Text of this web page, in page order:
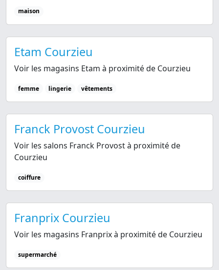
maison
Etam Courzieu
Voir les magasins Etam à proximité de Courzieu
femme lingerie vêtements
Franck Provost Courzieu
Voir les salons Franck Provost à proximité de
Courzieu
coiffure
Franprix Courzieu
Voir les magasins Franprix à proximité de Courzieu
supermarché